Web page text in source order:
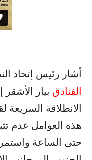
أشار رئيس إتحاد
الفنادق بيار
الانطلاقة
هذه العوامل عدم
حتى الساعة